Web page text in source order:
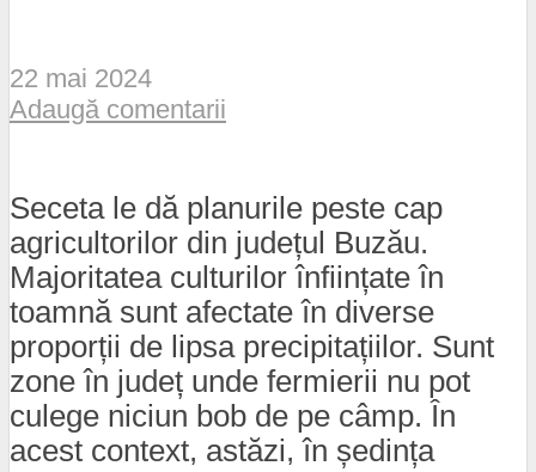
22 mai 2024
Adaugă comentarii
Seceta le dă planurile peste cap
agricultorilor din județul Buzău.
Majoritatea culturilor înființate în
toamnă sunt afectate în diverse
proporții de lipsa precipitațiilor. Sunt
zone în județ unde fermierii nu pot
culege niciun bob de pe câmp. În
acest context, astăzi, în ședința